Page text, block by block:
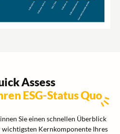
Assess
ESG-Status Quo
Sie einen schnellen Überblick
wichtigsten Kernkomponente Ihres